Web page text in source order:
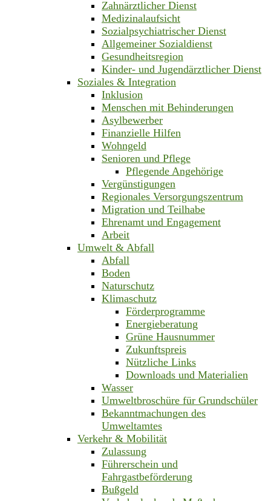
Zahnärztlicher Dienst
Medizinalaufsicht
Sozialpsychiatrischer Dienst
Allgemeiner Sozialdienst
Gesundheitsregion
Kinder- und Jugendärztlicher Dienst
Soziales & Integration
Inklusion
Menschen mit Behinderungen
Asylbewerber
Finanzielle Hilfen
Wohngeld
Senioren und Pflege
Pflegende Angehörige
Vergünstigungen
Regionales Versorgungszentrum
Migration und Teilhabe
Ehrenamt und Engagement
Arbeit
Umwelt & Abfall
Abfall
Boden
Naturschutz
Klimaschutz
Förderprogramme
Energieberatung
Grüne Hausnummer
Zukunftspreis
Nützliche Links
Downloads und Materialien
Wasser
Umweltbroschüre für Grundschüler
Bekanntmachungen des
Umweltamtes
Verkehr & Mobilität
Zulassung
Führerschein und
Fahrgastbeförderung
Bußgeld